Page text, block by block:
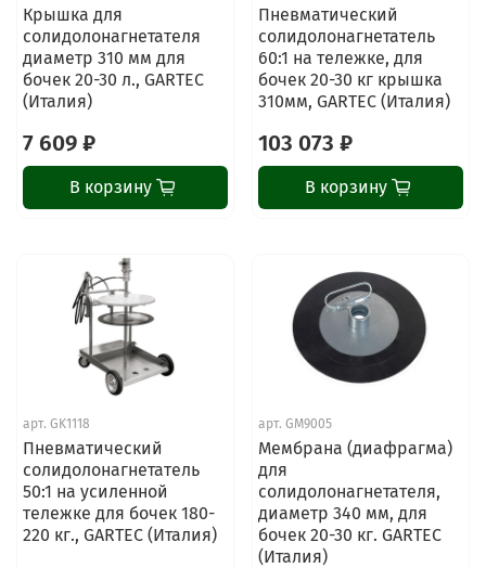
Крышка для
солидолонагнетателя
диаметр 310 мм для
бочек 20-30 л., GARTEC
(Италия)
7 609 ₽
В корзину
Пневматический
солидолонагнетатель
60:1 на тележке, для
бочек 20-30 кг крышка
310мм, GARTEC (Италия)
103 073 ₽
В корзину
арт. GK1118
Пневматический
солидолонагнетатель
50:1 на усиленной
тележке для бочек 180-
220 кг., GARTEC (Италия)
арт. GM9005
Мембрана (диафрагма)
для
солидолонагнетателя,
диаметр 340 мм, для
бочек 20-30 кг. GARTEC
(Италия)